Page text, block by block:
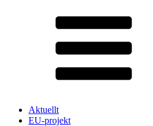
Aktuellt
EU-projekt